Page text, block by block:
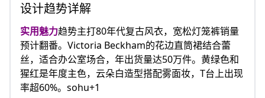
设计趋势详解
实用魅力趋势主打80年代复古风衣，宽松灯笼裤销量
预计翻番。Victoria Beckham的花边直筒裙结合蕾
丝，适合办公室场合，年出货量达50万件。黄绿色和
猩红是年度主色，云朵白造型搭配雾面妆，T台上出现
率超60%。sohu+1